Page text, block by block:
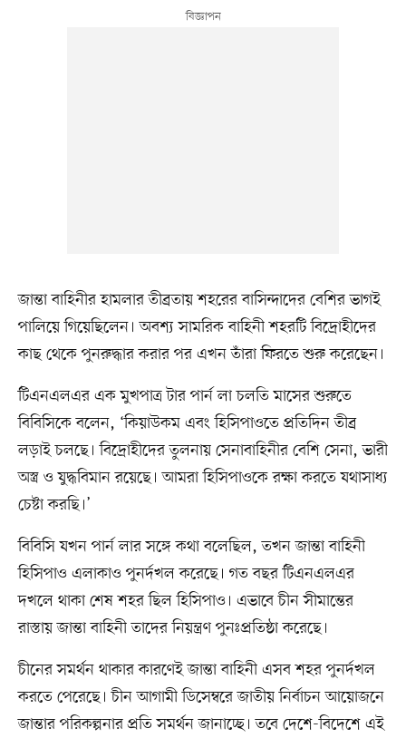
জান্তা বাহিনীর হামলার তীব্রতায় শহরের বাসিন্দাদের বেশির ভাগই
পালিয়ে গিয়েছিলেন। অবশ্য সামরিক বাহিনী শহরটি বিদ্রোহীদের
কাছ থেকে পুনরুদ্ধার করার পর এখন তাঁরা ফিরতে শুরু করেছেন।
টিএনএলএর এক মুখপাত্র টার পার্ন লা চলতি মাসের শুরুতে
বিবিসিকে বলেন, ‘কিয়াউকম এবং হিসিপাওতে প্রতিদিন তীব্র
লড়াই চলছে। বিদ্রোহীদের তুলনায় সেনাবাহিনীর বেশি সেনা, ভারী
অস্ত্র ও যুদ্ধবিমান রয়েছে। আমরা হিসিপাওকে রক্ষা করতে যথাসাধ্য
চেষ্টা করছি।’
বিবিসি যখন পার্ন লার সঙ্গে কথা বলেছিল, তখন জান্তা বাহিনী
হিসিপাও এলাকাও পুনর্দখল করেছে। গত বছর টিএনএলএর
দখলে থাকা শেষ শহর ছিল হিসিপাও। এভাবে চীন সীমান্তের
রাস্তায় জান্তা বাহিনী তাদের নিয়ন্ত্রণ পুনঃপ্রতিষ্ঠা করেছে।
চীনের সমর্থন থাকার কারণেই জান্তা বাহিনী এসব শহর পুনর্দখল
করতে পেরেছে। চীন আগামী ডিসেম্বরে জাতীয় নির্বাচন আয়োজনে
জান্তার পরিকল্পনার প্রতি সমর্থন জানাচ্ছে। তবে দেশে-বিদেশে এই